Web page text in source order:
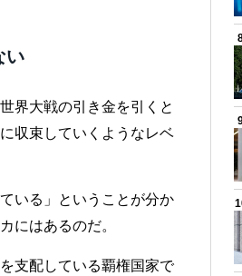
い
界大戦の引き金を引くと
収束していくようなレベ
いる」ということが分か
にはあるのだ。
支配している覇権国家で